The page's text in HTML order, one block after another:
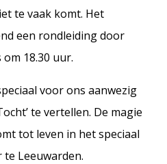
te vaak komt. Het
een rondleiding door
om 18.30 uur.
voor ons aanwezig
te vertellen. De magie
tot leven in het speciaal
Leeuwarden.